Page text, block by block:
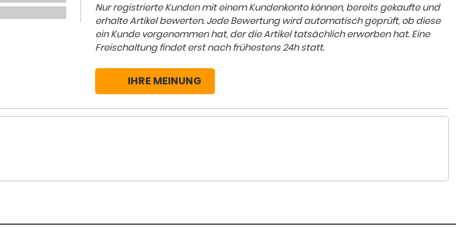
Nur registrierte Kunden mit einem Kundenkonto können, bereits gekaufte und
erhalte Artikel bewerten. Jede Bewertung wird automatisch geprüft, ob diese
ein Kunde vorgenommen hat, der die Artikel tatsächlich erworben hat. Eine
Freischaltung findet erst nach frühestens 24h statt.
IHRE MEINUNG